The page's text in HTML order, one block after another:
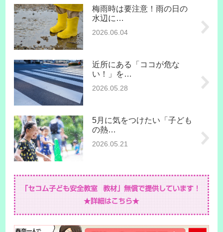
梅雨時は要注意！雨の日の
水辺に…
2026.06.04
近所にある「ココが危な
い！」を…
2026.05.28
5月に気をつけたい「子ども
の熱…
2026.05.21